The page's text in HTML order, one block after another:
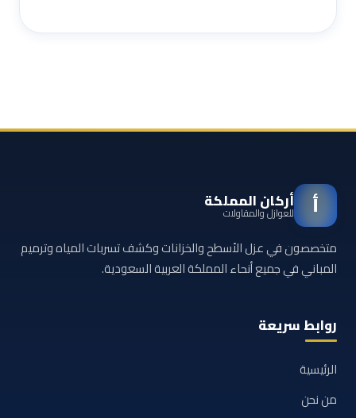
أ أركان المملكة
للعوازل والمقاولات
متخصصون في عزل الأسطح والخزانات وكشف تسربات المياه وترميم
المباني في جميع أنحاء المملكة العربية السعودية.
روابط سريعة
الرئيسية
من نحن